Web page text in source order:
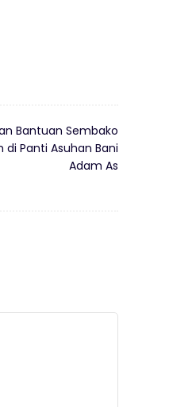
Bantuan Sembako
Panti Asuhan Bani
Adam As